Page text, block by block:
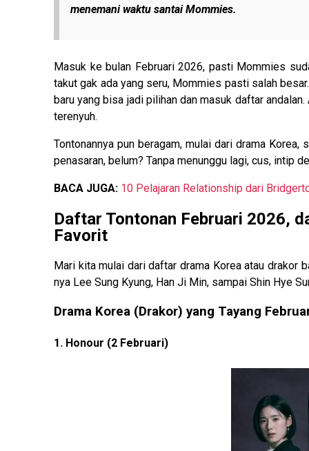
menemani waktu santai Mommies.
Masuk ke bulan Februari 2026, pasti Mommies
takut gak ada yang seru, Mommies pasti salah
baru yang bisa jadi pilihan dan masuk daftar
terenyuh.
Tontonannya pun beragam, mulai dari drama
penasaran, belum? Tanpa menunggu lagi, cus, intip
BACA JUGA: 10 Pelajaran Relationship dari
Daftar Tontonan Februari 2026,
Favorit
Mari kita mulai dari daftar drama Korea atau drakor
nya Lee Sung Kyung, Han Ji Min, sampai Shin Hye
Drama Korea (Drakor) yang Tayang
1. Honour (2 Februari)